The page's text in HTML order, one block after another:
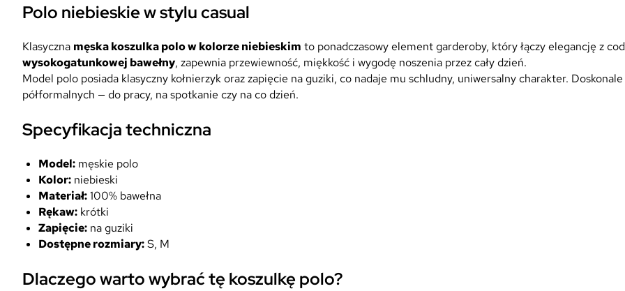
Polo niebieskie w stylu casual
Klasyczna męska koszulka polo w kolorze niebieskim to ponadczasowy element garderoby, który łączy elegancję z
wysokogatunkowej bawełny, zapewnia przewiewność, miękkość i wygodę noszenia przez cały dzień.
Model polo posiada klasyczny kołnierzyk oraz zapięcie na guziki, co nadaje mu schludny, uniwersalny charakter.
półformalnych — do pracy, na spotkanie czy na co dzień.
Specyfikacja techniczna
Model: męskie polo
Kolor: niebieski
Materiał:100% bawełna
Rękaw: krótki
Zapięcie: na guziki
Dostępne rozmiary:S, M
Dlaczego warto wybrać tę koszulkę polo?